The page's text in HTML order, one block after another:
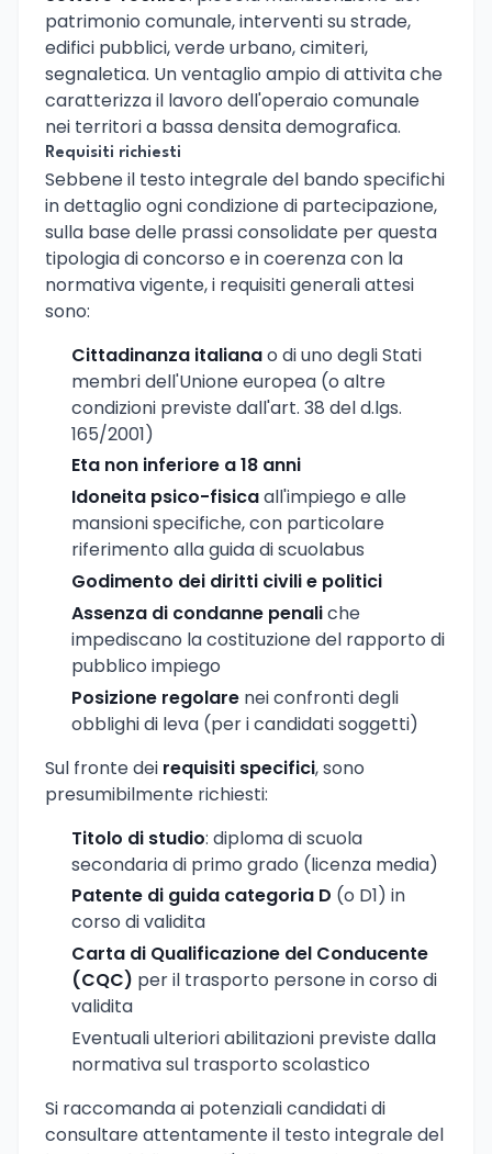
patrimonio comunale, interventi su strade,
edifici pubblici, verde urbano, cimiteri,
segnaletica. Un ventaglio ampio di attivita che
caratterizza il lavoro dell'operaio comunale
nei territori a bassa densita demografica.
Requisiti richiesti
Sebbene il testo integrale del bando specifichi
in dettaglio ogni condizione di partecipazione,
sulla base delle prassi consolidate per questa
tipologia di concorso e in coerenza con la
normativa vigente, i requisiti generali attesi
sono:
Cittadinanza italianao di uno degli Stati
membri dell'Unione europea (o altre
condizioni previste dall'art. 38 del d.lgs.
165/2001)
Eta non inferiore a 18 anni
Idoneita psico-fisicaall'impiego e alle
mansioni specifiche, con particolare
riferimento alla guida di scuolabus
Godimento dei diritti civili e politici
Assenza di condanne penaliche
impediscano la costituzione del rapporto di
pubblico impiego
Posizione regolare nei confronti degli
obblighi di leva (per i candidati soggetti)
Sul fronte dei requisiti specifici, sono
presumibilmente richiesti:
Titolo di studio: diploma di scuola
secondaria di primo grado (licenza media)
Patente di guida categoria D (o D1) in
corso di validita
Carta di Qualificazione del Conducente
(CQC) per il trasporto persone in corso di
validita
Eventuali ulteriori abilitazioni previste dalla
normativa sul trasporto scolastico
Si raccomanda ai potenziali candidati di
consultare attentamente il testo integrale del